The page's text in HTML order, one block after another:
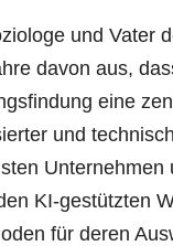
und Vater
davon aus,
eine
und
KI-gestütz­ten
für deren